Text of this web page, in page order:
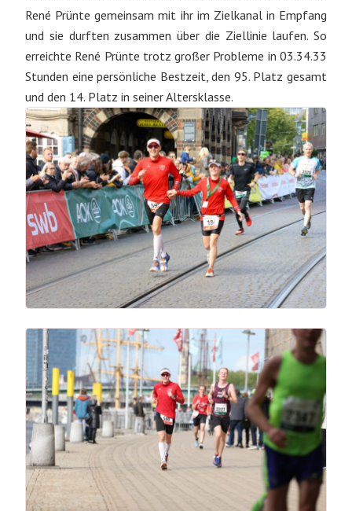
René Prünte gemeinsam mit ihr im Zielkanal in Empfang
und sie durften zusammen über die Ziellinie laufen. So
erreichte René Prünte trotz großer Probleme in 03.34.33
Stunden eine persönliche Bestzeit, den 95. Platz gesamt
und den 14. Platz in seiner Altersklasse.